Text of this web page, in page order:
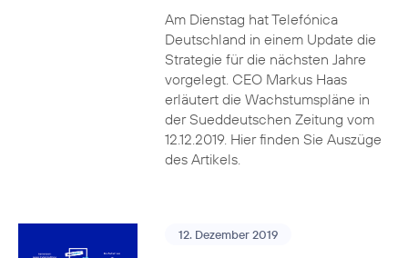
Am Dienstag hat Telefónica
Deutschland in einem Update die
Strategie für die nächsten Jahre
vorgelegt. CEO Markus Haas
erläutert die Wachstumspläne in
der Sueddeutschen Zeitung vom
12.12.2019. Hier finden Sie Auszüge
des Artikels.
12. Dezember 2019